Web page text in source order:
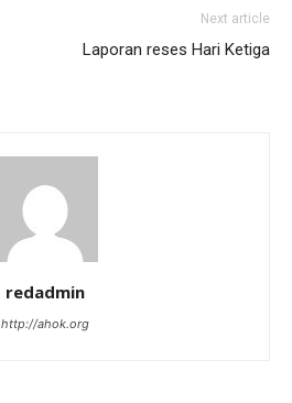
Next article
Laporan reses Hari Ketiga
redadmin
http://ahok.org